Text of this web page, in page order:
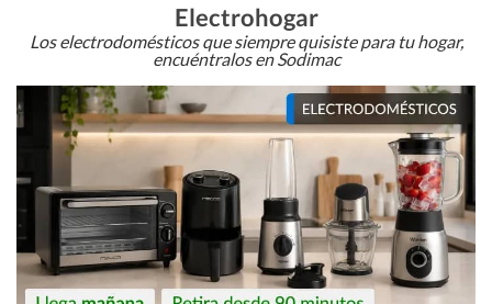
Electrohogar
Los electrodomésticos que siempre quisiste para tu hogar,
encuéntralos en Sodimac